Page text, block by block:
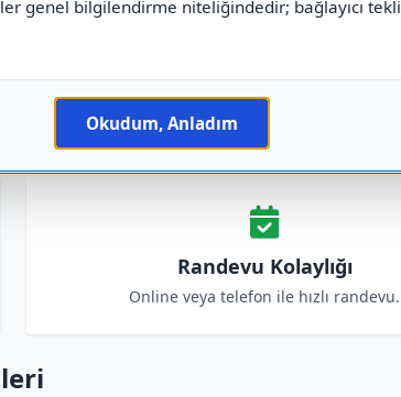
genel bilgilendirme niteliğindedir; bağlayıcı
Okudum, Anladım
Randevu Kolaylığı
Online veya telefon ile hızlı randevu.